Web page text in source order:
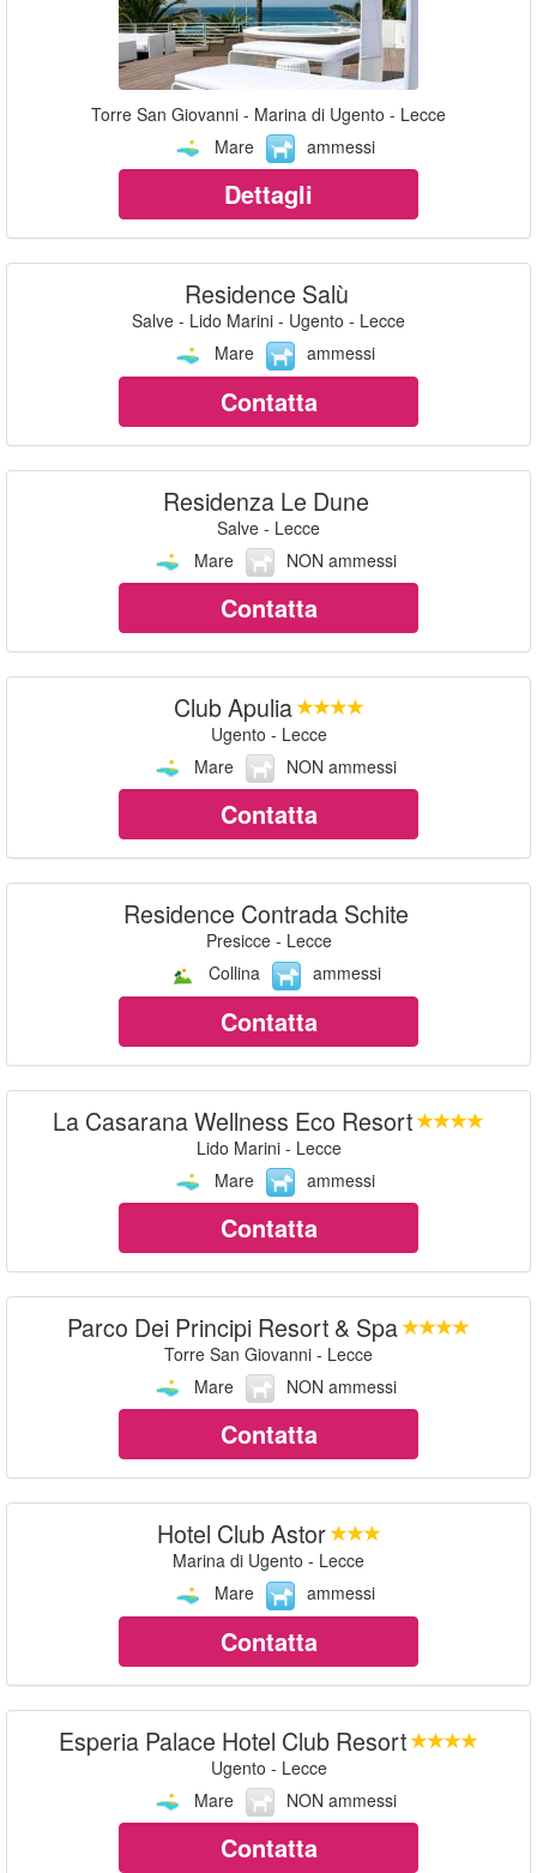
Torre San Giovanni - Marina di Ugento - Lecce
Mare
ammessi
Dettagli
Residence Salù
Salve - Lido Marini - Ugento - Lecce
Mare
ammessi
Contatta
Residenza Le Dune
Salve - Lecce
Mare
NON ammessi
Contatta
Club Apulia
Ugento - Lecce
Mare
NON ammessi
Contatta
Residence Contrada Schite
Presicce - Lecce
Collina
ammessi
Contatta
La Casarana Wellness Eco Resort
Lido Marini - Lecce
Mare
ammessi
Contatta
Parco Dei Principi Resort & Spa
Torre San Giovanni - Lecce
Mare
NON ammessi
Contatta
Hotel Club Astor
Marina di Ugento - Lecce
Mare
ammessi
Contatta
Esperia Palace Hotel Club Resort
Ugento - Lecce
Mare
NON ammessi
Contatta